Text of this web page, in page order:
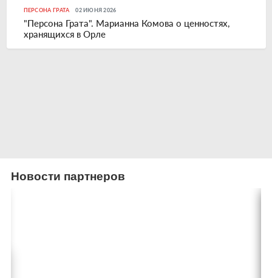
ПЕРСОНА ГРАТА 02 ИЮНЯ 2026
"Персона Грата". Марианна Комова о ценностях,
хранящихся в Орле
Новости партнеров